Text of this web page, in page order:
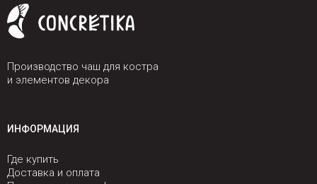
Производство чаш для костра
и элементов декора
ИНФОРМАЦИЯ
Где купить
Доставка и оплата